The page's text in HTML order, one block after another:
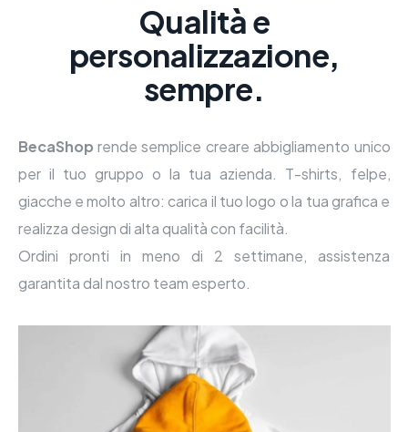
Qualità e
personalizzazione,
sempre.
BecaShop rende semplice creare abbigliamento unico
per il tuo gruppo o la tua azienda. T-shirts, felpe,
giacche e molto altro: carica il tuo logo o la tua grafica e
realizza design di alta qualità con facilità.
Ordini pronti in meno di 2 settimane, assistenza
garantita dal nostro team esperto.